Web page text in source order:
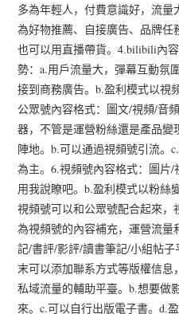
多為年輕人，付費意識好，流
為好物推薦、自接廣告、品牌任
也可以用直播帶貨。4.bilibili內
勢：a.用戶流量大，彈幕互動氛
接到商務廣告。b.盈利模式以視
公眾號內容格式：圖文/視頻/音
器，不管是運營粉絲還是產品
陣地。b.可以通過視頻號引流。
為主。6.視頻號內容格式：圖片
用我說瞭吧。b.盈利模式以粉絲
視頻號可以和公眾號配合起來
為視頻號的內容補充，運營流量
記/書評/影評/讀書筆記/小組帖
末可以添加聯系方式等版權信
私域流量的輔助平臺。b.想要做
來。c.可以自行出版電子書。d.